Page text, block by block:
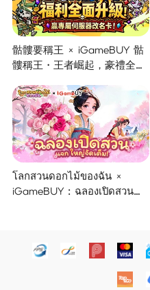
骷髏要稱王 × iGameBUY 骷
髏稱王・王者崛起，豪禮全面
โลกสวนดอกไม้ของฉัน ×
iGameBUY : ฉลองเปิดสวน